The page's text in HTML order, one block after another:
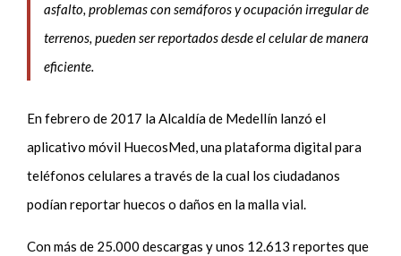
asfalto, problemas con semáforos y ocupación irregular de
terrenos, pueden ser reportados desde el celular de manera
eficiente.
En febrero de 2017 la Alcaldía de Medellín lanzó el
aplicativo móvil HuecosMed, una plataforma digital para
teléfonos celulares a través de la cual los ciudadanos
podían reportar huecos o daños en la malla vial.
Con más de 25.000 descargas y unos 12.613 reportes que